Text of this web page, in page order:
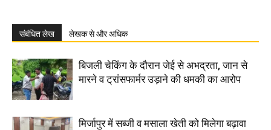
संबंधित लेख लेखक से और अधिक
बिजली चेकिंग के दौरान जेई से अभद्रता, जान से
मारने व ट्रांसफार्मर उड़ाने की धमकी का आरोप
मिर्जापुर में सब्जी व मसाला खेती को मिलेगा बढ़ावा